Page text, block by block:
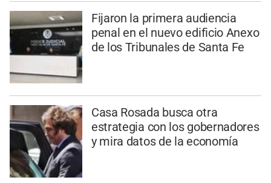
Fijaron la primera audiencia
penal en el nuevo edificio Anexo
de los Tribunales de Santa Fe
Casa Rosada busca otra
estrategia con los gobernadores
y mira datos de la economía